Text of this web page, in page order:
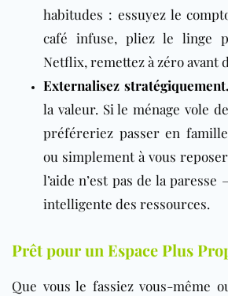
habitudes : essuyez le
café infuse, pliez le linge
Netflix, remettez à zéro avant
Externalisez stratégiquement.
la valeur. Si le ménage vole
préféreriez passer en
ou simplement à vous
l’aide n’est pas de la paresse
intelligente des ressources.
Prêt pour un Espace Plus
Que vous le fassiez vous-même